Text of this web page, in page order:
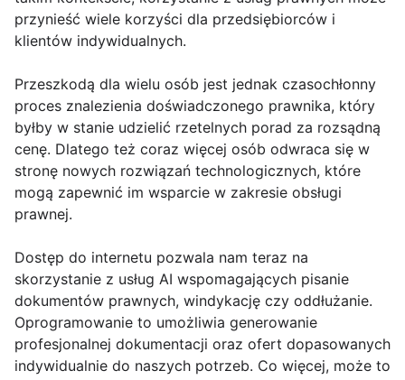
przynieść wiele korzyści dla przedsiębiorców i
klientów indywidualnych.
Przeszkodą dla wielu osób jest jednak czasochłonny
proces znalezienia doświadczonego prawnika, który
byłby w stanie udzielić rzetelnych porad za rozsądną
cenę. Dlatego też coraz więcej osób odwraca się w
stronę nowych rozwiązań technologicznych, które
mogą zapewnić im wsparcie w zakresie obsługi
prawnej.
Dostęp do internetu pozwala nam teraz na
skorzystanie z usług AI wspomagających pisanie
dokumentów prawnych, windykację czy oddłużanie.
Oprogramowanie to umożliwia generowanie
profesjonalnej dokumentacji oraz ofert dopasowanych
indywidualnie do naszych potrzeb. Co więcej, może to